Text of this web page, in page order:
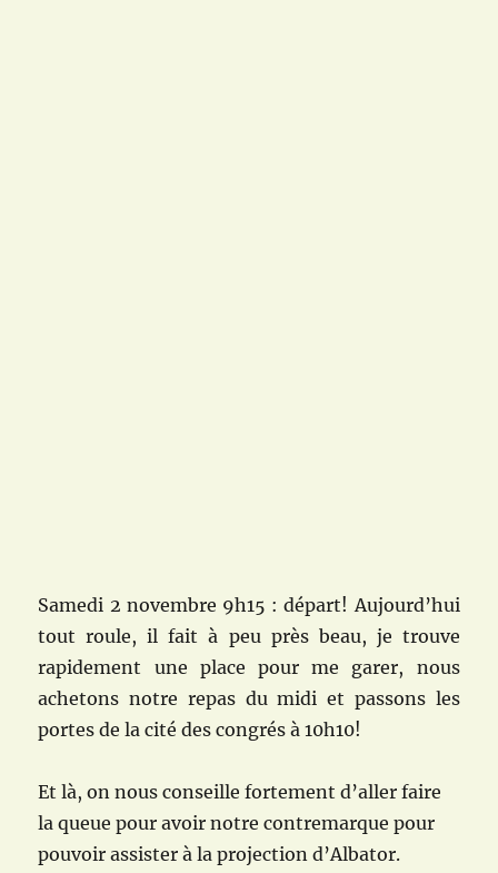
Samedi 2 novembre 9h15 : départ! Aujourd’hui
tout roule, il fait à peu près beau, je trouve
rapidement une place pour me garer, nous
achetons notre repas du midi et passons les
portes de la cité des congrés à 10h10!
Et là, on nous conseille fortement d’aller faire
la queue pour avoir notre contremarque pour
pouvoir assister à la projection d’Albator.